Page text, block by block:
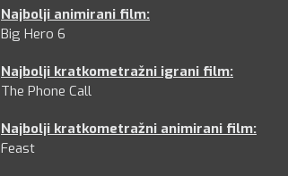
Najbolji animirani film:
Big Hero 6
Najbolji kratkometražni igrani film:
The Phone Call
Najbolji kratkometražni animirani film:
Feast